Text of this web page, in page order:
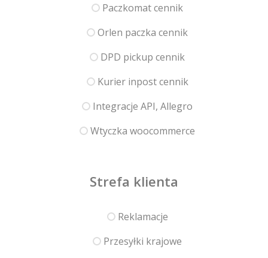
Paczkomat cennik
Orlen paczka cennik
DPD pickup cennik
Kurier inpost cennik
Integracje API, Allegro
Wtyczka woocommerce
Strefa klienta
Reklamacje
Przesyłki krajowe